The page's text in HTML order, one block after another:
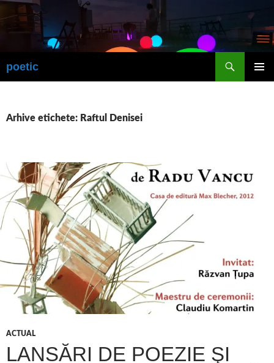
la
poetic
Arhive etichete: Raftul Denisei
ACTUAL
LANSĂRI DE POEZIE ŞI